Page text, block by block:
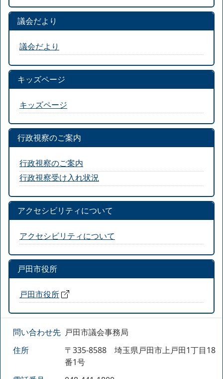
議会だより
議会だより
キッズページ
キッズページ
行政視察のご案内
行政視察のご案内
行政視察受け入れ状況
アクセシビリティについて
アクセシビリティについて
戸田市役所
戸田市役所
問い合わせ先 戸田市議会事務局
住所
〒335-8588 埼玉県戸田市上戸田1丁目18
番1号